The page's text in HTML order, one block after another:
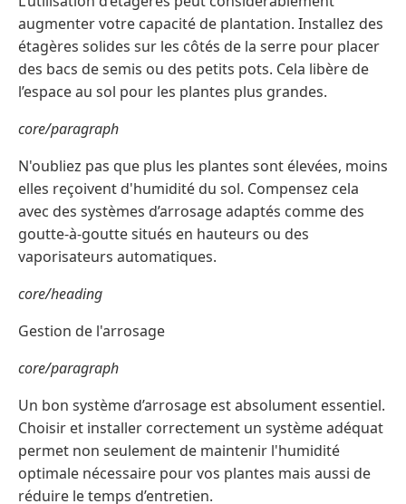
augmenter votre capacité de plantation. Installez des
étagères solides sur les côtés de la serre pour placer
des bacs de semis ou des petits pots. Cela libère de
l’espace au sol pour les plantes plus grandes.
core/paragraph
N'oubliez pas que plus les plantes sont élevées, moins
elles reçoivent d'humidité du sol. Compensez cela
avec des systèmes d’arrosage adaptés comme des
goutte-à-goutte situés en hauteurs ou des
vaporisateurs automatiques.
core/heading
Gestion de l'arrosage
core/paragraph
Un bon système d’arrosage est absolument essentiel.
Choisir et installer correctement un système adéquat
permet non seulement de maintenir l'humidité
optimale nécessaire pour vos plantes mais aussi de
réduire le temps d’entretien.